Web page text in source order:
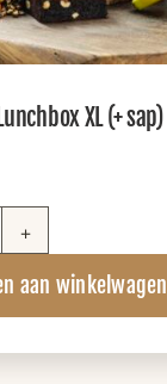
XL (+ sap)
aan winkelwagen